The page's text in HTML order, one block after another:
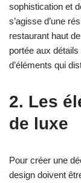
sophistication et
s’agisse d’une
restaurant haut
portée aux
d’éléments qui
2. Les
de luxe
Pour créer une
design doivent